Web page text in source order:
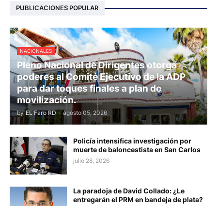
PUBLICACIONES POPULAR
NACIONALES
Pleno Nacional de Dirigentes otorga
poderes al Comité Ejecutivo de la ADP
para dar toques finales a plan de
movilización.
by EL Faro RD - agosto 05, 2026
Policía intensifica investigación por
muerte de baloncestista en San Carlos
julio 28, 2026
La paradoja de David Collado: ¿Le
entregarán el PRM en bandeja de plata?